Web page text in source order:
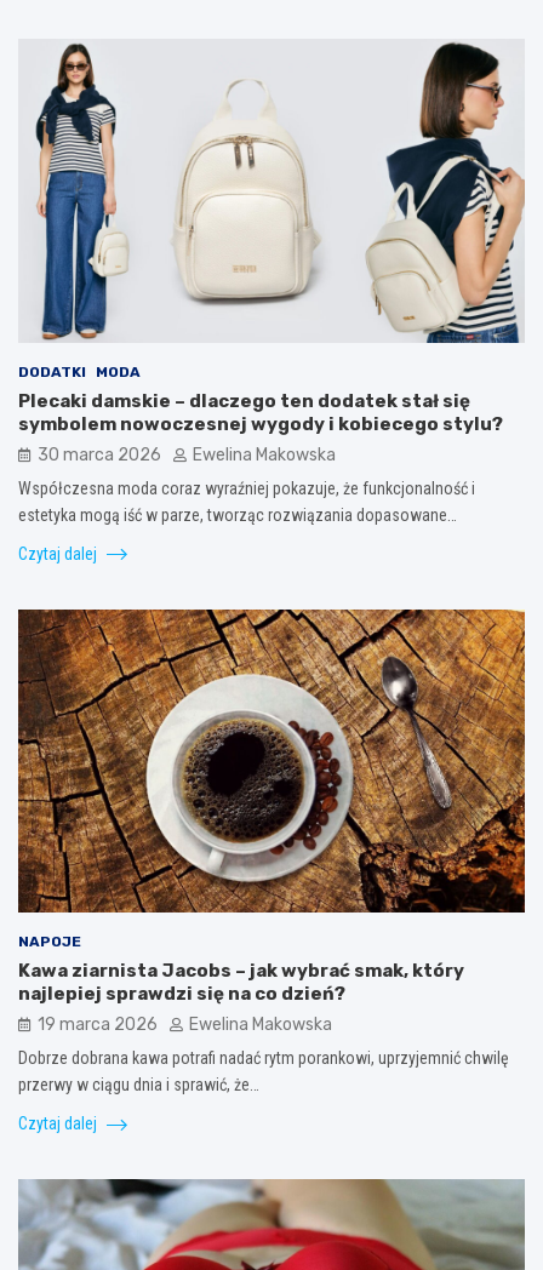
DODATKI MODA
Plecaki damskie – dlaczego ten dodatek stał się
symbolem nowoczesnej wygody i kobiecego stylu?
30 marca 2026 Ewelina Makowska
Współczesna moda coraz wyraźniej pokazuje, że funkcjonalność i
estetyka mogą iść w parze, tworząc rozwiązania dopasowane…
Czytaj dalej
NAPOJE
Kawa ziarnista Jacobs – jak wybrać smak, który
najlepiej sprawdzi się na co dzień?
19 marca 2026 Ewelina Makowska
Dobrze dobrana kawa potrafi nadać rytm porankowi, uprzyjemnić chwilę
przerwy w ciągu dnia i sprawić, że…
Czytaj dalej